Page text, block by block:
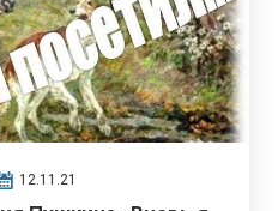
12.11.21